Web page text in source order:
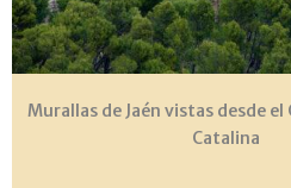
Murallas de Jaén vistas desde
Catalina